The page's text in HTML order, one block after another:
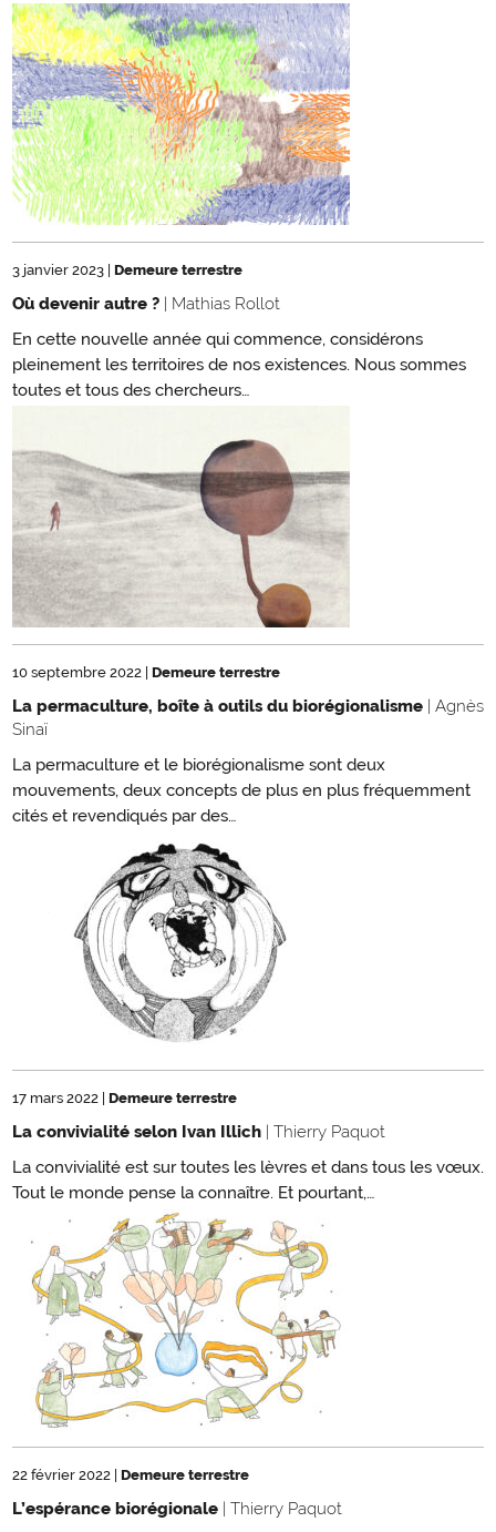
3 janvier 2023 Demeure terrestre
Où devenir autre ? | Mathias Rollot
En cette nouvelle année qui commence, considérons
pleinement les territoires de nos existences. Nous sommes
toutes et tous des chercheurs…
10 septembre 2022 Demeure terrestre
La permaculture, boîte à outils du biorégionalisme | Agnès
Sinaï
La permaculture et le biorégionalisme sont deux
mouvements, deux concepts de plus en plus fréquemment
cités et revendiqués par des…
17 mars 2022 Demeure terrestre
La convivialité selon Ivan Illich | Thierry Paquot
La convivialité est sur toutes les lèvres et dans tous les vœux.
Tout le monde pense la connaître. Et pourtant,…
22 février 2022 Demeure terrestre
L’espérance biorégionale | Thierry Paquot